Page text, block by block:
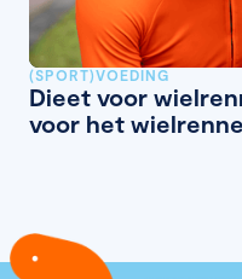
(SPORT)VOEDING
Dieet voor
voor het